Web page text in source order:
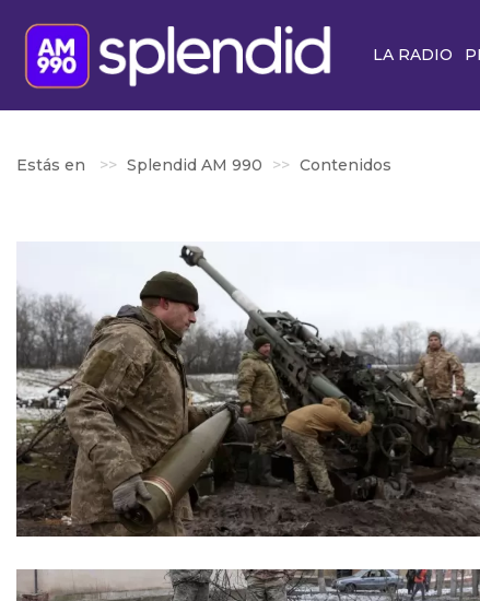
LA RADIO
Estás en Splendid AM 990 Contenidos